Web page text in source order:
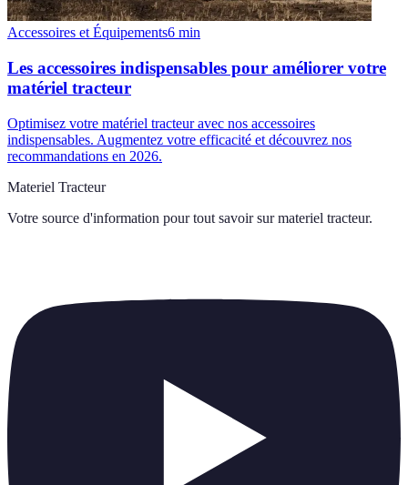
Accessoires et Équipements6 min
Les accessoires indispensables pour améliorer votre
matériel tracteur
Optimisez votre matériel tracteur avec nos accessoires
indispensables. Augmentez votre efficacité et découvrez nos
recommandations en 2026.
Materiel Tracteur
Votre source d'information pour tout savoir sur materiel tracteur.